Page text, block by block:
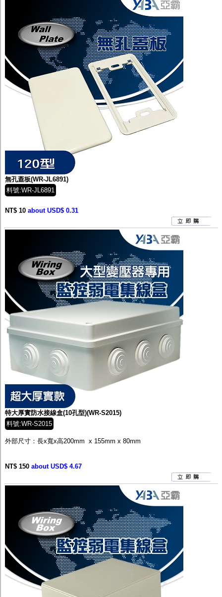
無孔蓋板(WR-JL6891)
料號:WR-JL6891
NT$ 10 about USD$ 0.31
特大厚實防水接線盒(10孔型)(WR-S2015)
料號:WR-S2015
外部尺寸：長x寬x高200mm x 155mm x 80mm
NT$ 150 about USD$ 4.67